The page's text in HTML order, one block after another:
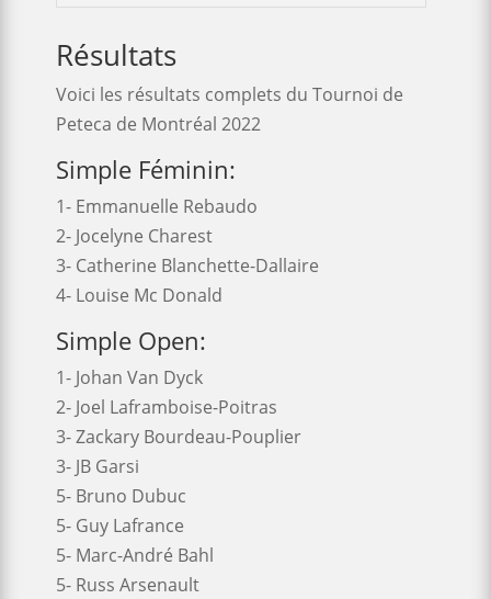
Résultats
Voici les résultats complets du Tournoi de
Peteca de Montréal 2022
Simple Féminin:
1- Emmanuelle Rebaudo
2- Jocelyne Charest
3- Catherine Blanchette-Dallaire
4- Louise Mc Donald
Simple Open:
1- Johan Van Dyck
2- Joel Laframboise-Poitras
3- Zackary Bourdeau-Pouplier
3- JB Garsi
5- Bruno Dubuc
5- Guy Lafrance
5- Marc-André Bahl
5- Russ Arsenault